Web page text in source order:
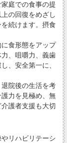
庭での食事の提
の回復をめざし
続けます。摂食
食形態をアップ
、咀嚼力、義歯
、安全第一に、
院後の生活を考
力を見極め、無
護者支援も大切
リハビリテーシ